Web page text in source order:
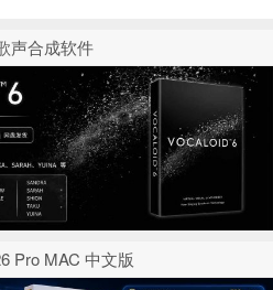
声合成软件
Pro MAC 中文版